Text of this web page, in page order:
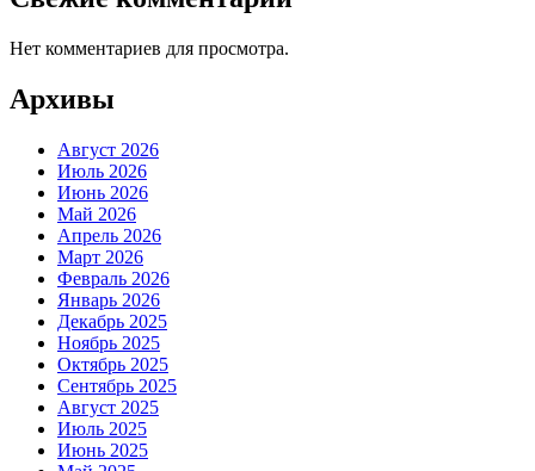
Нет комментариев для просмотра.
Архивы
Август 2026
Июль 2026
Июнь 2026
Май 2026
Апрель 2026
Март 2026
Февраль 2026
Январь 2026
Декабрь 2025
Ноябрь 2025
Октябрь 2025
Сентябрь 2025
Август 2025
Июль 2025
Июнь 2025